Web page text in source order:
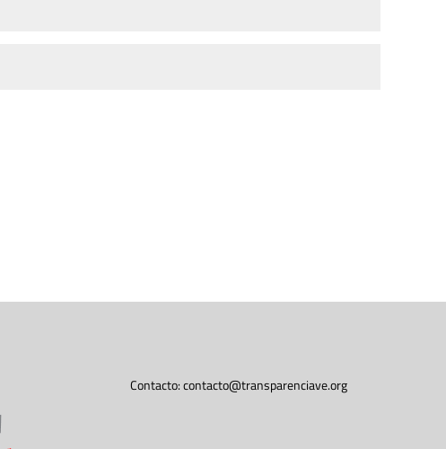
Contacto:contacto@transparenciave.org